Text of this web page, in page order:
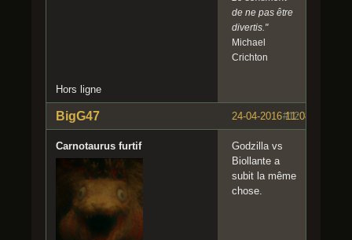
de ne pas être
divertis."
Michael
Crichton
Hors ligne
#12
24-04-2016 11:08:57
BigG47
Carnotaurus furtif
Godzilla vs
Biollante a
subit la même
chose.